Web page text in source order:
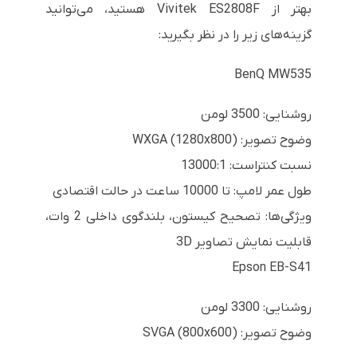
بهتر از Vivitek ES2808F هستید، می‌توانید
گزینه‌های زیر را در نظر بگیرید:
BenQ MW535
روشنایی: 3500 لومن
وضوح تصویر: WXGA (1280x800)
نسبت کنتراست: 13000:1
طول عمر لامپ: تا 10000 ساعت در حالت اقتصادی
ویژگی‌ها: تصحیح کیستون، بلندگوی داخلی 2 وات،
قابلیت نمایش تصاویر 3D
Epson EB-S41
روشنایی: 3300 لومن
وضوح تصویر: SVGA (800x600)